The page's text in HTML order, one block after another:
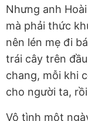
Nhưng anh
mà phải thức
nên lén mẹ đi
trái cây trên
chang, mỗi khi
cho người ta,
Vô tình một